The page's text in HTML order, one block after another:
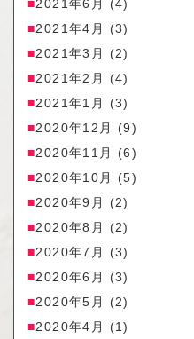
2021年6月
(4)
2021年4月
(3)
2021年3月
(2)
2021年2月
(4)
2021年1月
(3)
2020年12月
(9)
2020年11月
(6)
2020年10月
(5)
2020年9月
(2)
2020年8月
(2)
2020年7月
(3)
2020年6月
(3)
2020年5月
(2)
2020年4月
(1)